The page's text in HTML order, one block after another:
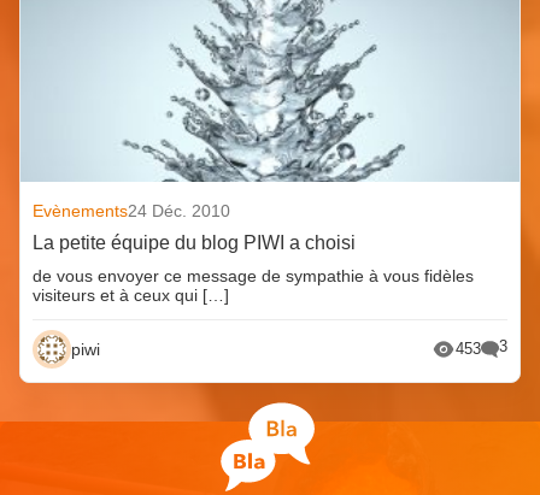
Evènements24 Déc. 2010
La petite équipe du blog PIWI a choisi
de vous envoyer ce message de sympathie à vous fidèles
visiteurs et à ceux qui […]
piwi 453 3